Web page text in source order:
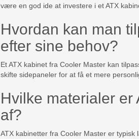
være en god ide at investere i et ATX
Hvordan kan man
efter sine behov?
Et ATX kabinet fra Cooler Master kan
skifte sidepaneler for at få et mere
Hvilke materialer er
af?
ATX kabinetter fra Cooler Master er